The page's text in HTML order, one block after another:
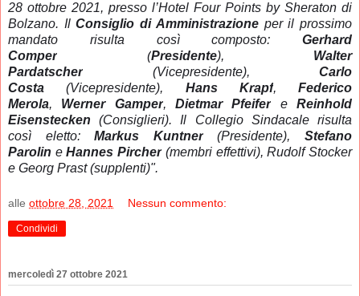
28 ottobre 2021, presso l’Hotel Four Points by Sheraton di
Bolzano. IlConsiglio di Amministrazioneper il prossimo
mandato risulta così composto: Gerhard
Comper (Presidente), Walter
Pardatscher (Vicepresidente), Carlo
Costa (Vicepresidente), Hans Krapf, Federico
Merola, Werner Gamper,Dietmar Pfeifer eReinhold
Eisenstecken (Consiglieri). Il Collegio Sindacale risulta
così eletto:Markus Kuntner(Presidente),Stefano
Parolin eHannes Pircher (membri effettivi), Rudolf Stocker
e Georg Prast (supplenti)".
alle ottobre 28, 2021 Nessun commento:
Condividi
mercoledì 27 ottobre 2021